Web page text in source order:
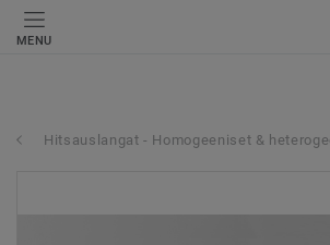
MENU
Hitsauslangat - Homogeeniset &